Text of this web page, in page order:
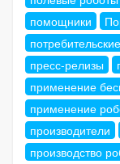
помощники
пресс-релизы
применение
применение
производители
производство